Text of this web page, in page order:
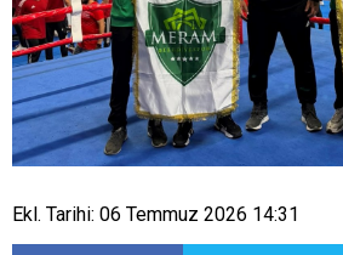
Ekl. Tarihi: 06 Temmuz 2026 14:31